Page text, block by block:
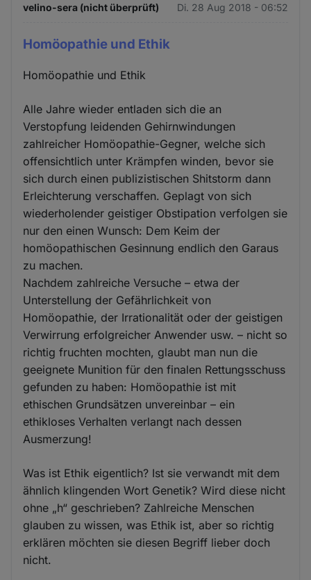
velino-sera (nicht überprüft) Di. 28 Aug 2018 - 06:52
Homöopathie und Ethik
Homöopathie und Ethik
Alle Jahre wieder entladen sich die an
Verstopfung leidenden Gehirnwindungen
zahlreicher Homöopathie-Gegner, welche sich
offensichtlich unter Krämpfen winden, bevor sie
sich durch einen publizistischen Shitstorm dann
Erleichterung verschaffen. Geplagt von sich
wiederholender geistiger Obstipation verfolgen sie
nur den einen Wunsch: Dem Keim der
homöopathischen Gesinnung endlich den Garaus
zu machen.
Nachdem zahlreiche Versuche – etwa der
Unterstellung der Gefährlichkeit von
Homöopathie, der Irrationalität oder der geistigen
Verwirrung erfolgreicher Anwender usw. – nicht so
richtig fruchten mochten, glaubt man nun die
geeignete Munition für den finalen Rettungsschuss
gefunden zu haben: Homöopathie ist mit
ethischen Grundsätzen unvereinbar – ein
ethikloses Verhalten verlangt nach dessen
Ausmerzung!
Was ist Ethik eigentlich? Ist sie verwandt mit dem
ähnlich klingenden Wort Genetik? Wird diese nicht
ohne „h“ geschrieben? Zahlreiche Menschen
glauben zu wissen, was Ethik ist, aber so richtig
erklären möchten sie diesen Begriff lieber doch
nicht.